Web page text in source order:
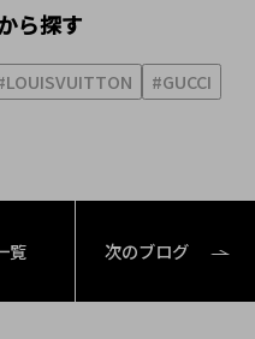
ら探す
#GUCCI
覧 次のブログ